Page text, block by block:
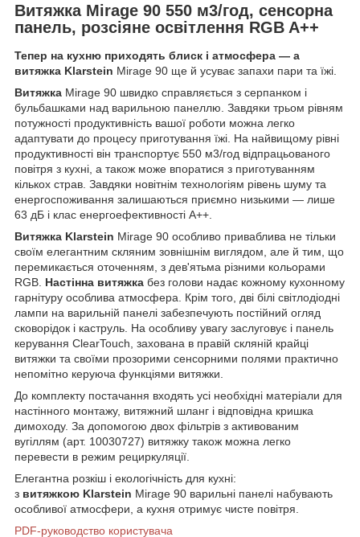
Витяжка Mirage 90 550 м3/год, сенсорна
панель, розсіяне освітлення RGB A++
Тепер на кухню приходять блиск і атмосфера — а
витяжка Klarstein Mirage 90 ще й усуває запахи пари та їжі.
Витяжка Mirage 90 швидко справляється з серпанком і
бульбашками над варильною панеллю. Завдяки трьом рівням
потужності продуктивність вашої роботи можна легко
адаптувати до процесу приготування їжі. На найвищому рівні
продуктивності він транспортує 550 м3/год відпрацьованого
повітря з кухні, а також може впоратися з приготуванням
кількох страв. Завдяки новітнім технологіям рівень шуму та
енергоспоживання залишаються приємно низькими — лише
63 дБ і клас енергоефективності A++.
Витяжка Klarstein Mirage 90 особливо приваблива не тільки
своїм елегантним скляним зовнішнім виглядом, але й тим, що
перемикається оточенням, з дев'ятьма різними кольорами
RGB. Настінна витяжка без голови надає кожному кухонному
гарнітуру особлива атмосфера. Крім того, дві білі світлодіодні
лампи на варильній панелі забезпечують постійний огляд
сковорідок і каструль. На особливу увагу заслуговує і панель
керування ClearTouch, захована в правій скляній крайці
витяжки та своїми прозорими сенсорними полями практично
непомітно керуюча функціями витяжки.
До комплекту постачання входять усі необхідні матеріали для
настінного монтажу, витяжний шланг і відповідна кришка
димоходу. За допомогою двох фільтрів з активованим
вугіллям (арт. 10030727) витяжку також можна легко
перевести в режим рециркуляції.
Елегантна розкіш і екологічність для кухні:
з витяжкою Klarstein Mirage 90 варильні панелі набувають
особливої атмосфери, а кухня отримує чисте повітря.
PDF-руководство користувача